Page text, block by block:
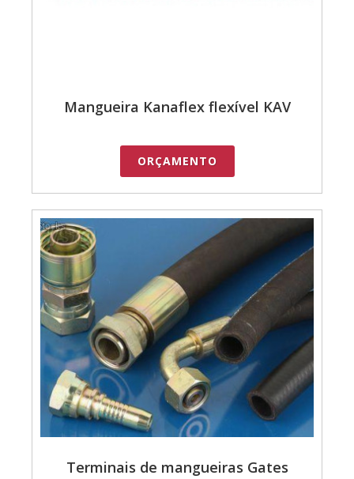
Mangueira Kanaflex flexível KAV
ORÇAMENTO
Terminais de mangueiras Gates